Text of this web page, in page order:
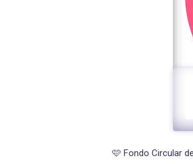
🩷 Fondo Circular